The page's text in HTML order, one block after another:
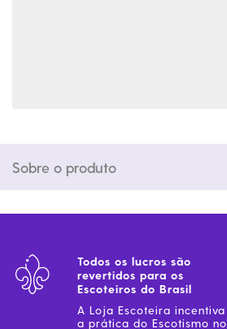
Sobre o produto
Todos os lucros são
revertidos para os
Escoteiros do Brasil
A Loja Escoteira incentiva
a prática do Escotismo no